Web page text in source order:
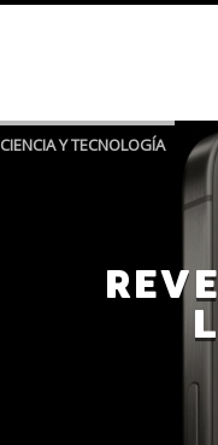
CIENCIA Y TECNOLOGÍA